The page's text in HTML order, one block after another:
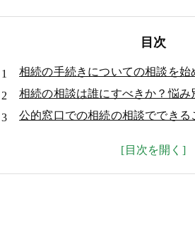
目次
相続の手続きについての相談を始
相続の相談は誰にすべきか？悩み
公的窓口での相続の相談でできる